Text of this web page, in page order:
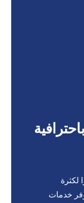
لكثرة
خدمات